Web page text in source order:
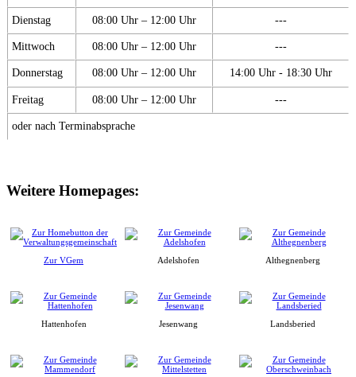
Dienstag 08:00 Uhr – 12:00 Uhr ---
Mittwoch 08:00 Uhr – 12:00 Uhr ---
Donnerstag 08:00 Uhr – 12:00 Uhr 14:00 Uhr - 18:30 Uhr
Freitag 08:00 Uhr – 12:00 Uhr ---
oder nach Terminabsprache
Weitere Homepages:
Zur VGem Adelshofen Althegnenberg
Hattenhofen Jesenwang Landsberied